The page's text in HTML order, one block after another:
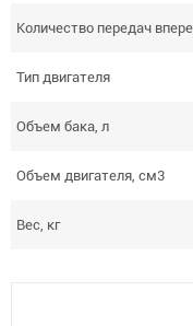
Количество передач
Тип двигателя
Объем бака, л
Объем двигателя, см3
Вес, кг